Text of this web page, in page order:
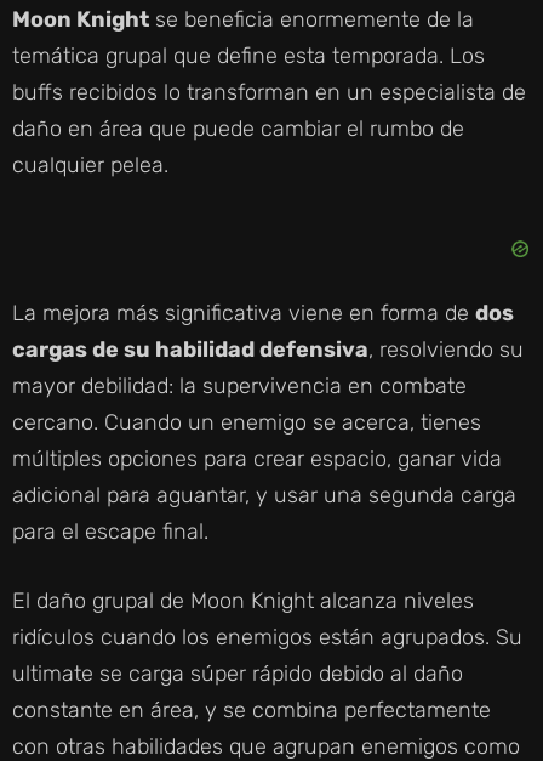
Moon Knight se beneficia enormemente de la
temática grupal que define esta temporada. Los
buffs recibidos lo transforman en un especialista de
daño en área que puede cambiar el rumbo de
cualquier pelea.
La mejora más significativa viene en forma de dos
cargas de su habilidad defensiva, resolviendo su
mayor debilidad: la supervivencia en combate
cercano. Cuando un enemigo se acerca, tienes
múltiples opciones para crear espacio, ganar vida
adicional para aguantar, y usar una segunda carga
para el escape final.
El daño grupal de Moon Knight alcanza niveles
ridículos cuando los enemigos están agrupados. Su
ultimate se carga súper rápido debido al daño
constante en área, y se combina perfectamente
con otras habilidades que agrupan enemigos como